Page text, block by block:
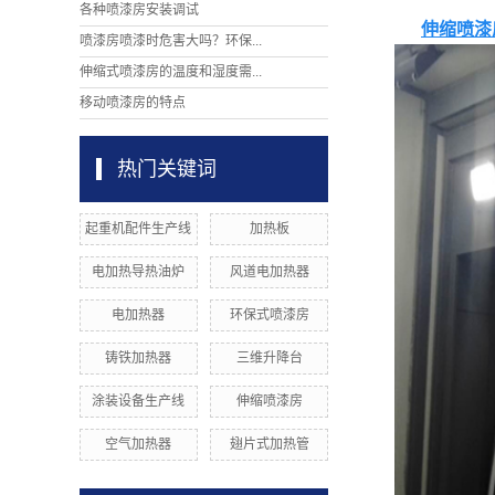
各种喷漆房安装调试
喷漆房喷漆时危害大吗？环保...
伸缩式喷漆房的温度和湿度需...
移动喷漆房的特点
热门关键词
起重机配件生产线 加热板
电加热导热油炉 风道电加热器
电加热器 环保式喷漆房
铸铁加热器 三维升降台
涂装设备生产线 伸缩喷漆房
空气加热器 翅片式加热管
伸缩喷漆